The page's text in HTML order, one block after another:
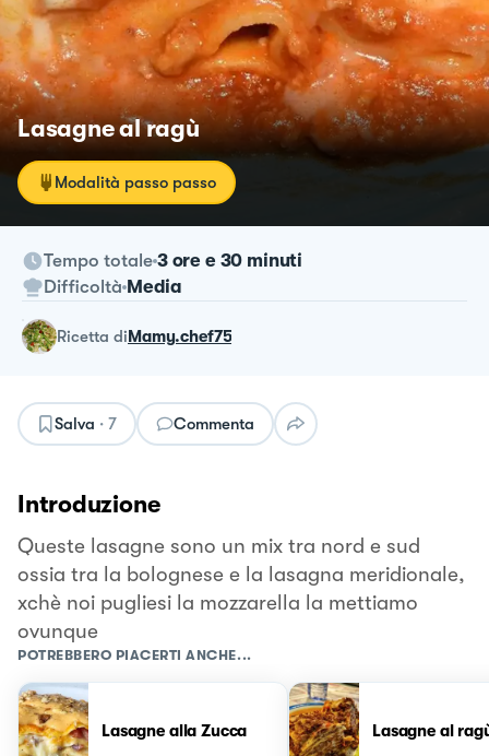
Lasagne al ragù
Modalità passo passo
Tempo totale 3 ore e 30 minuti
Difficoltà Media
ricetta diMamy.chef75
Salva · 7 Commenta
Introduzione
Queste lasagne sono un mix tra nord e sud
ossia tra la bolognese e la lasagna meridionale,
xchè noi pugliesi la mozzarella la mettiamo
ovunque
POTREBBERO PIACERTI ANCHE...
Lasagne alla Zucca Lasagne al